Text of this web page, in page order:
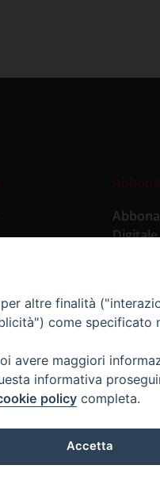
Digitale
Copia
- P. IVA:
altre finalità
come specificato
avere maggiori
informativa
policy completa.
Accetta